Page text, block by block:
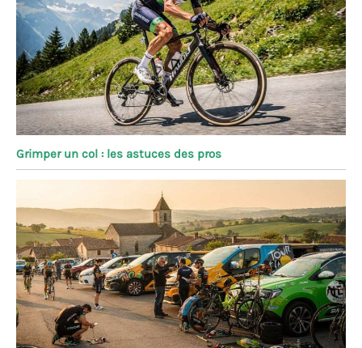
Grimper un col : les astuces des pros